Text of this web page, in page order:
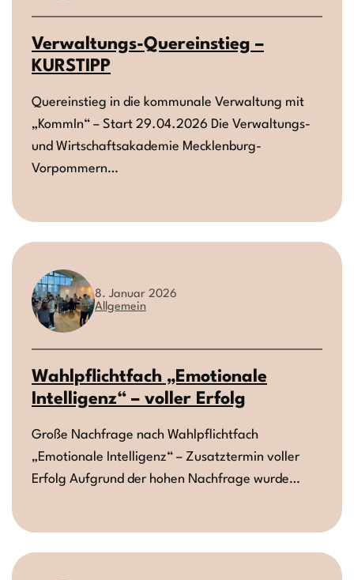
Verwaltungs-Quereinstieg –
KURSTIPP
Quereinstieg in die kommunale Verwaltung mit
„KommIn“ – Start 29.04.2026 Die Verwaltungs-
und Wirtschaftsakademie Mecklenburg-
Vorpommern…
8. Januar 2026
Allgemein
Wahlpflichtfach „Emotionale
Intelligenz“ – voller Erfolg
Große Nachfrage nach Wahlpflichtfach
„Emotionale Intelligenz“ – Zusatztermin voller
Erfolg Aufgrund der hohen Nachfrage wurde…